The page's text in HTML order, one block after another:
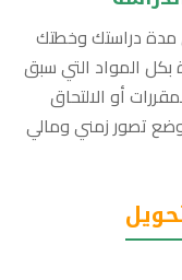
مدة دراستك وخطتك
بكل المواد التي سبق
أو الالتحاق
وضع تصور زمني ومالي